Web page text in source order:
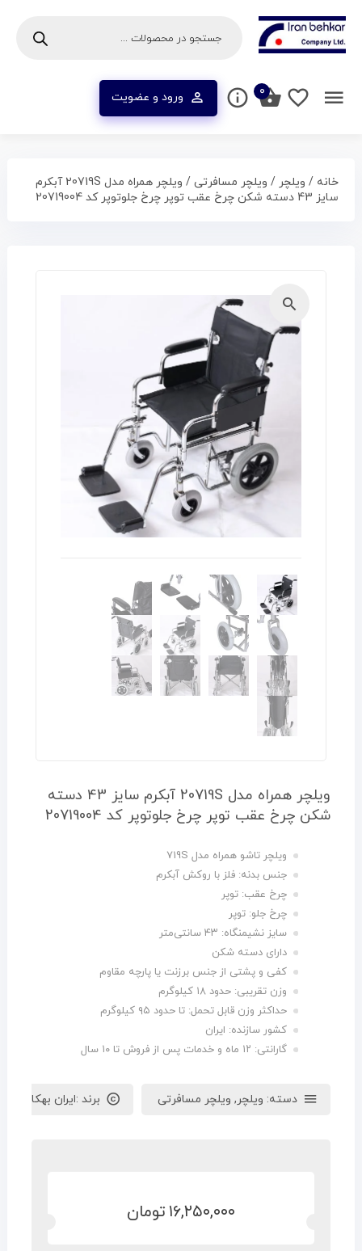
ورود و عضویت ۰
خانه / ویلچر / ویلچر مسافرتی
/ ویلچر همراه مدل 20719S آبکرم
سایز 43 دسته شکن چرخ عقب توپر چرخ جلوتوپر کد 20719004
ویلچر همراه مدل 20719S آبکرم سایز 43 دسته
شکن چرخ عقب توپر چرخ جلوتوپر کد 20719004
ویلچر تاشو همراه مدل 719S
جنس بدنه: فلز با روکش آبکرم
چرخ عقب: توپر
چرخ جلو: توپر
سایز نشیمنگاه: ۴۳ سانتی‌متر
دارای دسته‌ شکن
کفی و پشتی از جنس برزنت یا پارچه مقاوم
وزن تقریبی: حدود ۱۸ کیلوگرم
حداکثر وزن قابل تحمل: تا حدود ۹۵ کیلوگرم
کشور سازنده: ایران
گارانتی: ۱۲ ماه و خدمات پس از فروش تا ۱۰ سال
دسته: ویلچر, ویلچر مسافرتی برند :ایران بهکار
۱۶,۲۵۰,۰۰۰ تومان